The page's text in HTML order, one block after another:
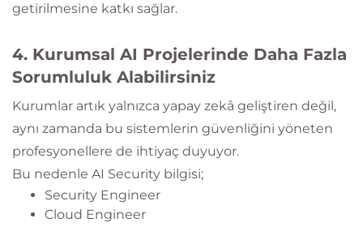
getirilmesine katkı sağlar.
4. Kurumsal AI Projelerinde Daha Fazla
Sorumluluk Alabilirsiniz
Kurumlar artık yalnızca yapay zekâ geliştiren değil,
aynı zamanda bu sistemlerin güvenliğini yöneten
profesyonellere de ihtiyaç duyuyor.
Bu nedenle AI Security bilgisi;
Security Engineer
Cloud Engineer